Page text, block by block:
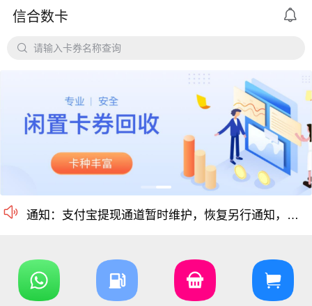
信合数卡 
 请输入卡券名称查询
 通知：支付宝提现通道暂时维护，恢复另行通知，带来的不便敬请谅解！
尊敬的用户： 个人用户实名认证后每天可提现额度为20万，感谢
价格公道、稳定需求，长期回收京东E卡、携程卡。
仅支持合法合规的正规卡合作，您可以直接在平台
京东E卡500面值以上寄售回收价格上调至965折
电商卡如京东卡、沃尔玛、盒马卡、瑞祥卡、天猫卡、苏宁、携程等等